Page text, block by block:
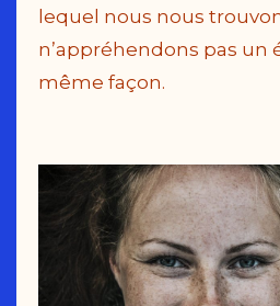
lequel nous nous
n’appréhendons pas un
même façon.